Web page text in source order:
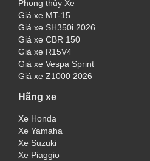
Phong thủy Xe
Giá xe MT-15
Giá xe SH350i 2026
Giá xe CBR 150
Giá xe R15V4
Giá xe Vespa Sprint
Giá xe Z1000 2026
Hãng xe
Xe Honda
Xe Yamaha
Xe Suzuki
Xe Piaggio